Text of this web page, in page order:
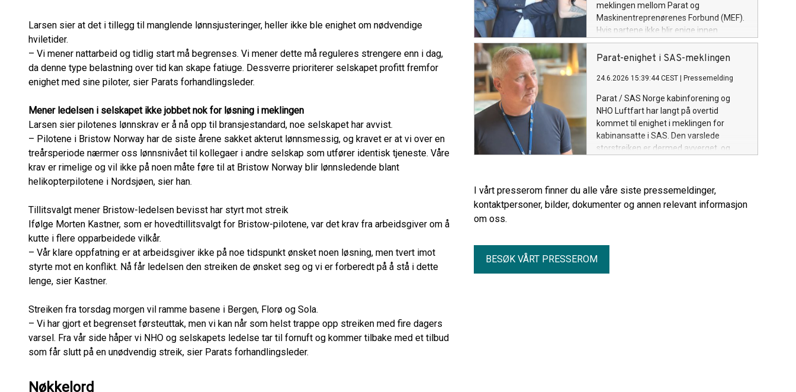
Larsen sier at det i tillegg til manglende lønnsjusteringer, heller ikke ble enighet om nødvendige
hviletider.
– Vi mener nattarbeid og tidlig start må begrenses. Vi mener dette må reguleres strengere enn i dag,
da denne type belastning over tid kan skape fatiuge. Dessverre prioriterer selskapet profitt fremfor
enighet med sine piloter, sier Parats forhandlingsleder.
Mener ledelsen i selskapet ikke jobbet nok for løsning i meklingen
Larsen sier pilotenes lønnskrav er å nå opp til bransjestandard, noe selskapet har avvist.
– Pilotene i Bristow Norway har de siste årene sakket akterut lønnsmessig, og kravet er at vi over en
treårsperiode nærmer oss lønnsnivået til kollegaer i andre selskap som utfører identisk tjeneste. Våre
krav er rimelige og vil ikke på noen måte føre til at Bristow Norway blir lønnsledende blant
helikopterpilotene i Nordsjøen, sier han.
Tillitsvalgt mener Bristow-ledelsen bevisst har styrt mot streik
Ifølge Morten Kastner, som er hovedtillitsvalgt for Bristow-pilotene, var det krav fra arbeidsgiver om å
kutte i flere opparbeidede vilkår.
– Vår klare oppfatning er at arbeidsgiver ikke på noe tidspunkt ønsket noen løsning, men tvert imot
styrte mot en konflikt. Nå får ledelsen den streiken de ønsket seg og vi er forberedt på å stå i dette
lenge, sier Kastner.
Streiken fra torsdag morgen vil ramme basene i Bergen, Florø og Sola.
– Vi har gjort et begrenset førsteuttak, men vi kan når som helst trappe opp streiken med fire dagers
varsel. Fra vår side håper vi NHO og selskapets ledelse tar til fornuft og kommer tilbake med et tilbud
som får slutt på en unødvendig streik, sier Parats forhandlingsleder.
Nøkkelord
meklingen mellom Parat og
Maskinentreprenørenes Forbund (MEF).
Hvis partene ikke blir enige innen
midnatt fredag, vil Parats medlemmer
være i streik fra lørdag morgen.
Parat-enighet i SAS-meklingen
24.6.2026 15:39:44 CEST Pressemelding
Parat / SAS Norge kabinforening og
NHO Luftfart har langt på overtid
kommet til enighet i meklingen for
kabinansatte i SAS. Den varslede
storstreiken er dermed avverget, og
I vårt presserom finner du alle våre siste pressemeldinger,
kontaktpersoner, bilder, dokumenter og annen relevant informasjon
om oss.
BESØK VÅRT PRESSEROM